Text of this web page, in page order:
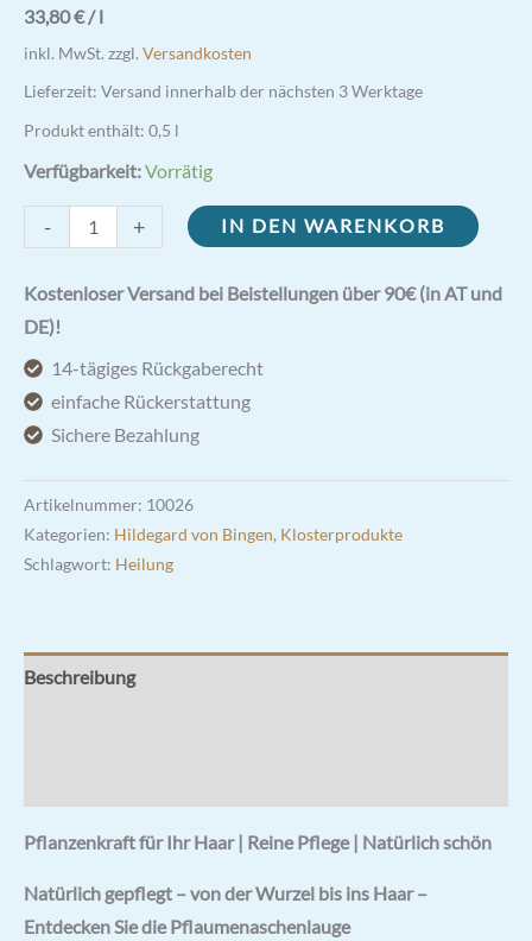
33,80€/l
inkl. MwSt. zzgl. Versandkosten
Lieferzeit: Versand innerhalb der nächsten 3 Werktage
Produkt enthält: 0,5 l
Verfügbarkeit:Vorrätig
-
Pflaumenaschenlauge
|
Hildegard
Haarwasser
Menge
+ IN DEN WARENKORB
Kostenloser Versand bei Beistellungen über 90€ (in AT und
DE)!
14-tägiges Rückgaberecht
einfache Rückerstattung
Sichere Bezahlung
Artikelnummer: 10026
Kategorien: Hildegard von Bingen, Klosterprodukte
Schlagwort: Heilung
Beschreibung
Pflanzenkraft für Ihr Haar | Reine Pflege | Natürlich schön
Natürlich gepflegt – von der Wurzel bis ins Haar –
Entdecken Sie die Pflaumenaschenlauge